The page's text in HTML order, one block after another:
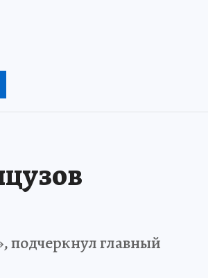
подчеркнул главный